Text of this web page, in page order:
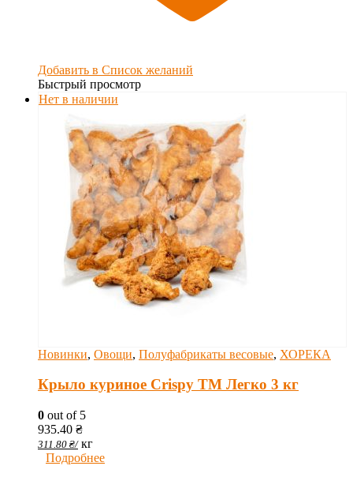
Добавить в Список желаний
Быстрый просмотр
Нет в наличии
Новинки, Овощи, Полуфабрикаты весовые, ХОРЕКА
Крыло куриное Crispy ТМ Легко 3 кг
0 out of 5
935.40 ₴
311.80 ₴/ кг
Подробнее